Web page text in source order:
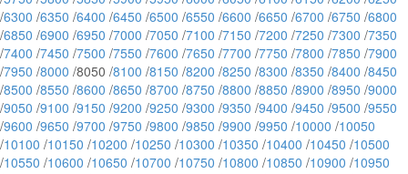
/6300 /6350 /6400 /6450 /6500 /6550 /6600 /6650 /6700 /6750 /6800
/6850 /6900 /6950 /7000 /7050 /7100 /7150 /7200 /7250 /7300 /7350
/7400 /7450 /7500 /7550 /7600 /7650 /7700 /7750 /7800 /7850 /7900
/7950 /8000 /8050 /8100 /8150 /8200 /8250 /8300 /8350 /8400 /8450
/8500 /8550 /8600 /8650 /8700 /8750 /8800 /8850 /8900 /8950 /9000
/9050 /9100 /9150 /9200 /9250 /9300 /9350 /9400 /9450 /9500 /9550
/9600 /9650 /9700 /9750 /9800 /9850 /9900 /9950 /10000 /10050
/10100 /10150 /10200 /10250 /10300 /10350 /10400 /10450 /10500
/10550 /10600 /10650 /10700 /10750 /10800 /10850 /10900 /10950